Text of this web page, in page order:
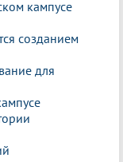
кампусе
созданием
для